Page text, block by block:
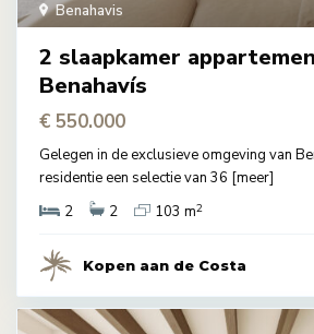
Benahavis
2 slaapkamer
Benahavís
€ 550.000
Gelegen in de exclusieve omgeving van
residentie een selectie van 36 [meer]
2
2 103 m2
Kopen aan de Costa